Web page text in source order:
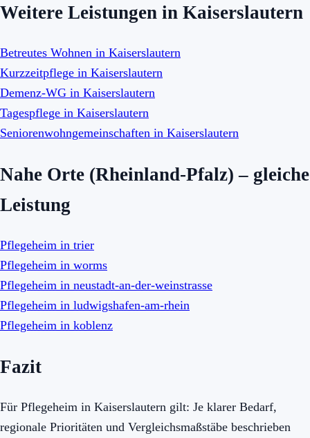
Weitere Leistungen in Kaiserslautern
Betreutes Wohnen in Kaiserslautern
Kurzzeitpflege in Kaiserslautern
Demenz-WG in Kaiserslautern
Tagespflege in Kaiserslautern
Seniorenwohngemeinschaften in Kaiserslautern
Nahe Orte (Rheinland-Pfalz) – gleiche
Leistung
Pflegeheim in trier
Pflegeheim in worms
Pflegeheim in neustadt-an-der-weinstrasse
Pflegeheim in ludwigshafen-am-rhein
Pflegeheim in koblenz
Fazit
Für Pflegeheim in Kaiserslautern gilt: Je klarer Bedarf,
regionale Prioritäten und Vergleichsmaßstäbe beschrieben